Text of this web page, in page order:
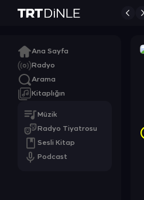
Ana Sayfa
Radyo
Arama
Kitaplığın
Müzik
Radyo Tiyatrosu
Sesli Kitap
Podcast